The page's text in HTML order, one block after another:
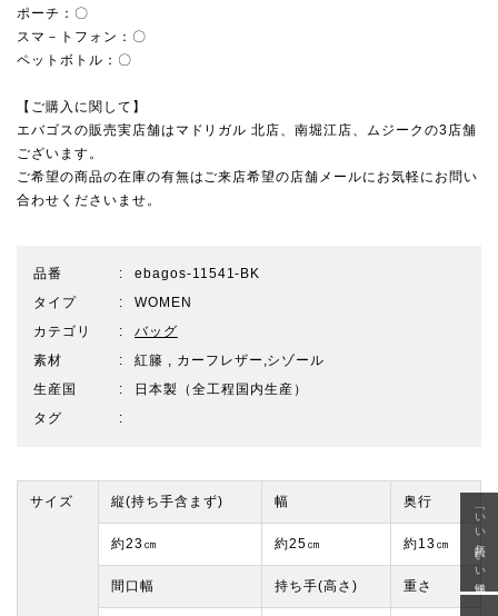
ポーチ：〇
スマ－トフォン：〇
ペットボトル：〇
【ご購入に関して】
エバゴスの販売実店舗は マドリガル 北店、南堀江店、ムジーク の3店舗
ございます。
ご希望の商品の在庫の有無はご来店希望の店舗メールにお気軽にお問い
合わせくださいませ。
品番
ebagos-11541-BK
タイプ
WOMEN
カテゴリ
バッグ
素材
紅籐 , カーフレザー,シゾール
生産国
日本製（全工程国内生産）
タグ
サイズ 縦(持ち手含まず) 幅 奥行
約23㎝ 約25㎝ 約13㎝
間口幅 持ち手(高さ) 重さ
「いい年齢 いい洋服」